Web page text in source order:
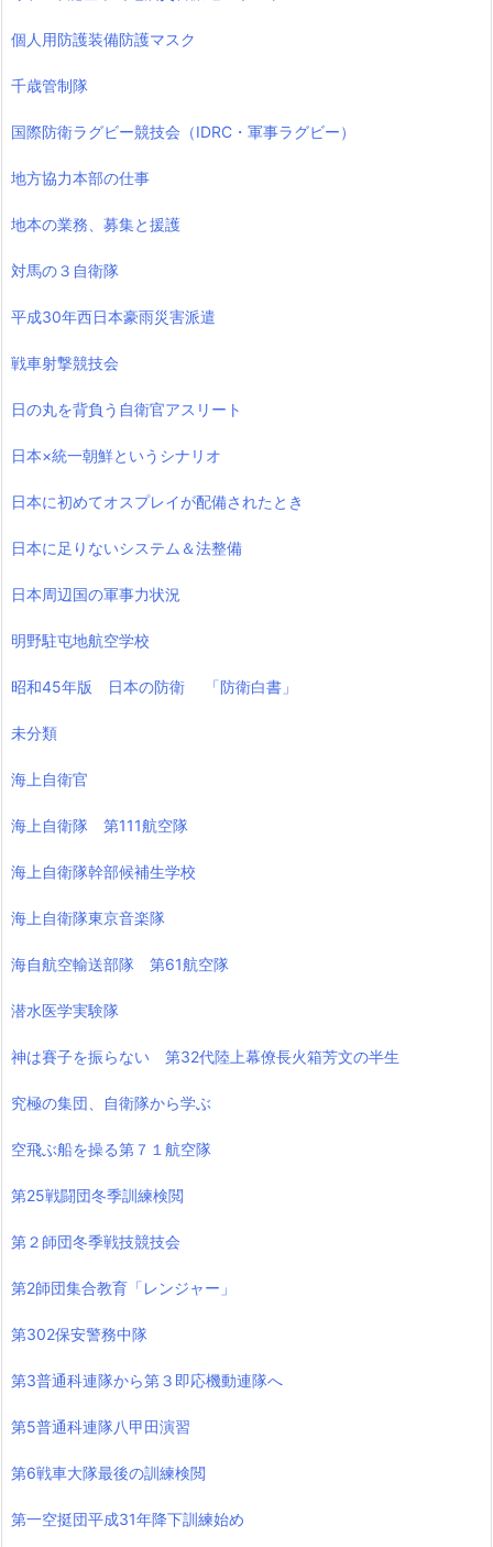
個人用防護装備防護マスク
千歳管制隊
国際防衛ラグビー競技会（IDRC・軍事ラグビー）
地方協力本部の仕事
地本の業務、募集と援護
対馬の３自衛隊
平成30年西日本豪雨災害派遣
戦車射撃競技会
日の丸を背負う自衛官アスリート
日本×統一朝鮮というシナリオ
日本に初めてオスプレイが配備されたとき
日本に足りないシステム＆法整備
日本周辺国の軍事力状況
明野駐屯地航空学校
昭和45年版 日本の防衛 「防衛白書」
未分類
海上自衛官
海上自衛隊 第111航空隊
海上自衛隊幹部候補生学校
海上自衛隊東京音楽隊
海自航空輸送部隊 第61航空隊
潜水医学実験隊
神は賽子を振らない 第32代陸上幕僚長火箱芳文の半生
究極の集団、自衛隊から学ぶ
空飛ぶ船を操る第７１航空隊
第25戦闘団冬季訓練検閲
第２師団冬季戦技競技会
第2師団集合教育「レンジャー」
第302保安警務中隊
第3普通科連隊から第３即応機動連隊へ
第5普通科連隊八甲田演習
第6戦車大隊最後の訓練検閲
第一空挺団平成31年降下訓練始め